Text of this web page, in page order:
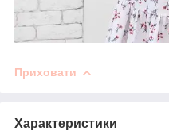
Приховати
Характеристики